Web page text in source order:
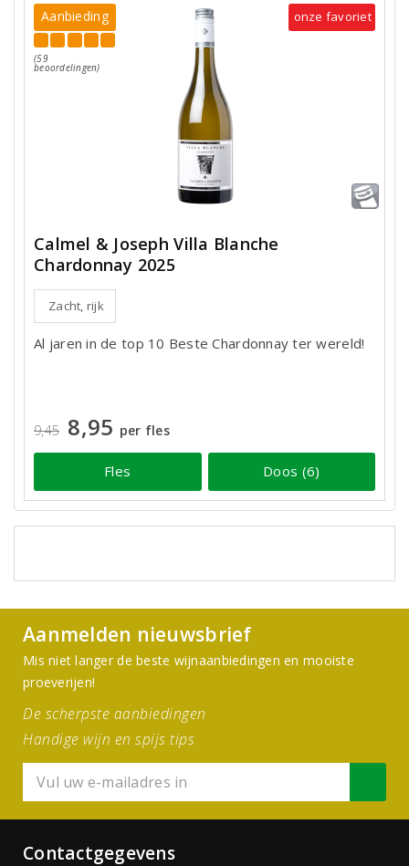
Aanbieding
(59
beoordelingen)
onze favoriet
Calmel & Joseph Villa Blanche
Chardonnay 2025
Zacht, rijk
Al jaren in de top 10 Beste Chardonnay ter wereld!
9,45 8,95 per fles
Fles Doos (6)
Aanmelden nieuwsbrief
Mis niet langer de beste wijnaanbiedingen en mooiste
proeverijen!
De scherpste aanbiedingen
Handige wijn en spijs tips
Contactgegevens